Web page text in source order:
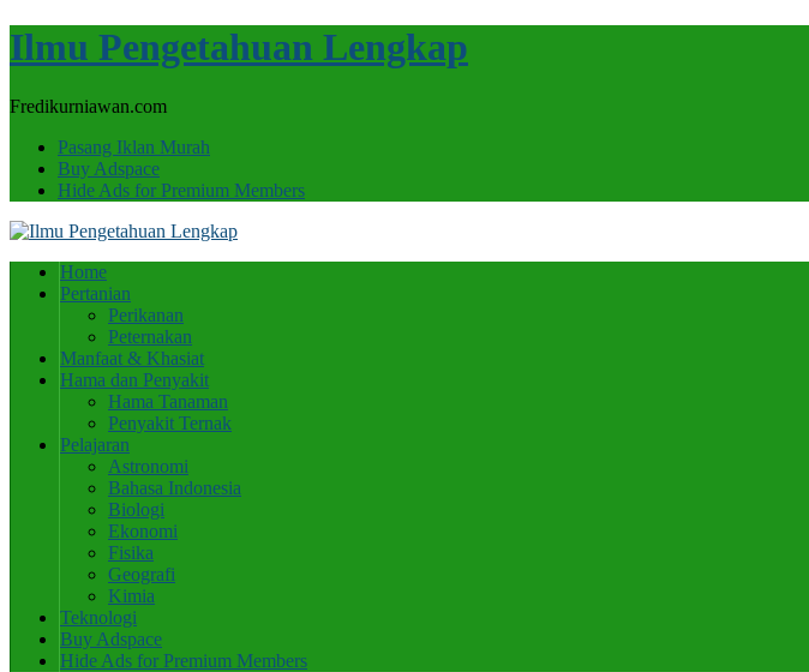
Ilmu Pengetahuan Lengkap
Fredikurniawan.com
Pasang Iklan Murah
Buy Adspace
Hide Ads for Premium Members
Home
Pertanian
Perikanan
Peternakan
Manfaat & Khasiat
Hama dan Penyakit
Hama Tanaman
Penyakit Ternak
Pelajaran
Astronomi
Bahasa Indonesia
Biologi
Ekonomi
Fisika
Geografi
Kimia
Teknologi
Buy Adspace
Hide Ads for Premium Members